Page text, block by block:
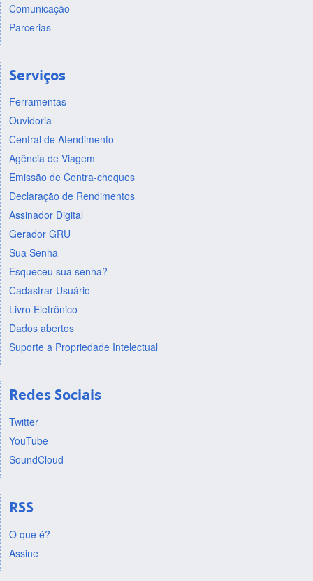
Comunicação
Parcerias
Serviços
Ferramentas
Ouvidoria
Central de Atendimento
Agência de Viagem
Emissão de Contra-cheques
Declaração de Rendimentos
Assinador Digital
Gerador GRU
Sua Senha
Esqueceu sua senha?
Cadastrar Usuário
Livro Eletrônico
Dados abertos
Suporte a Propriedade Intelectual
Redes Sociais
Twitter
YouTube
SoundCloud
RSS
O que é?
Assine